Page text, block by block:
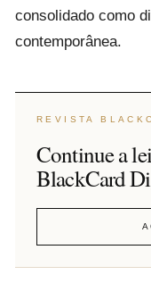
consolidado como
contemporânea.
REVISTA
Continue a
BlackCard